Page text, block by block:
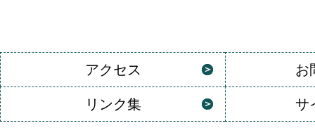
アクセス お
リンク集 サ